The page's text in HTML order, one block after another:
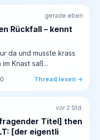
gerade eben
Rückfall – kennt
da und musste krass
Knast saß...
Thread lesen →
vor 2 Std.
Titel] then
[der eigentli